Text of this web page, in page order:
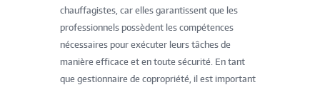
chauffagistes, car elles garantissent que les
professionnels possèdent les compétences
nécessaires pour exécuter leurs tâches de
manière efficace et en toute sécurité. En tant
que gestionnaire de copropriété, il est important